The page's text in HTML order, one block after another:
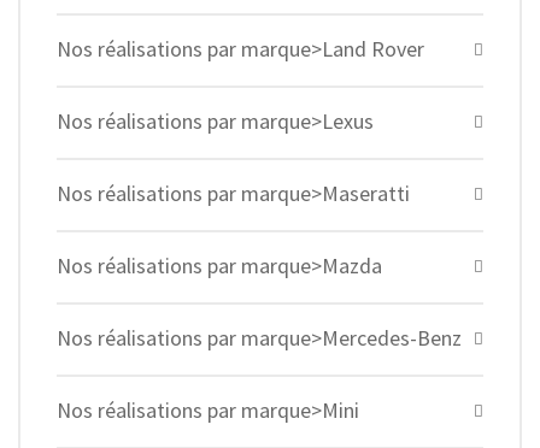
Nos réalisations par marque>Land Rover
Nos réalisations par marque>Lexus
Nos réalisations par marque>Maseratti
Nos réalisations par marque>Mazda
Nos réalisations par marque>Mercedes-Benz
Nos réalisations par marque>Mini